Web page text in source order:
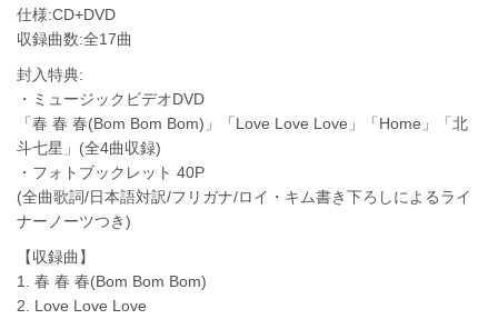
仕様:CD+DVD
収録曲数:全17曲
封入特典:
・ミュージックビデオDVD
「春 春 春(Bom Bom Bom)」「Love Love Love」「Home」「北
斗七星」(全4曲収録)
・フォトブックレット 40P
(全曲歌詞/日本語対訳/フリガナ/ロイ・キム書き下ろしによるライ
ナーノーツつき)
【収録曲】
1. 春 春 春(Bom Bom Bom)
2. Love Love Love